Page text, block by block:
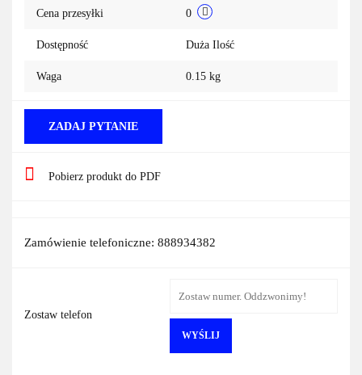
Cena przesyłki 0
Dostępność Duża Ilość
Waga 0.15 kg
ZADAJ PYTANIE
Pobierz produkt do PDF
Zamówienie telefoniczne: 888934382
Zostaw telefon
WYŚLIJ